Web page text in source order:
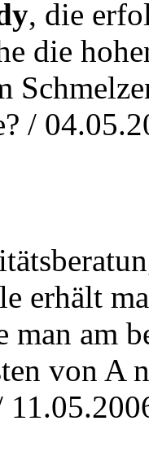
, die
die
/
erhält
man am
von A